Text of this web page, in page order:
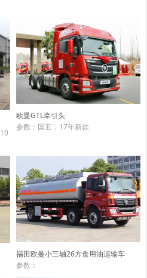
欧曼GTL牵引头
参数：国五，17年新款
福田欧曼小三轴26方食用油运输车
参数：